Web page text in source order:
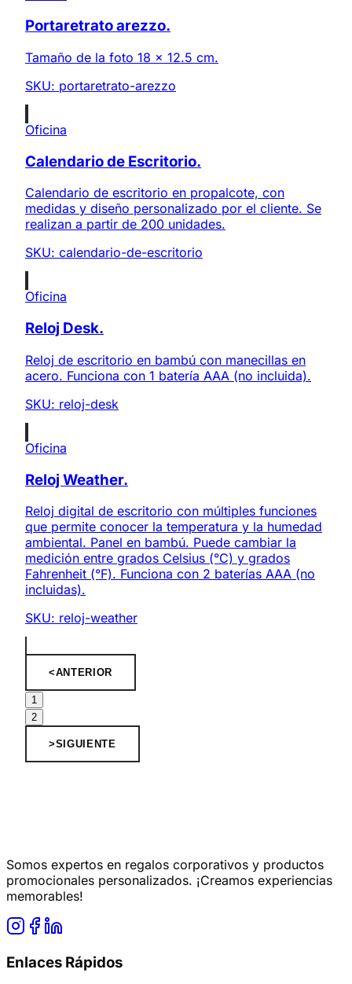
Portaretrato arezzo.
Tamaño de la foto 18 x 12.5 cm.
SKU: portaretrato-arezzo
Oficina
Calendario de Escritorio.
Calendario de escritorio en propalcote, con
medidas y diseño personalizado por el cliente. Se
realizan a partir de 200 unidades.
SKU: calendario-de-escritorio
Oficina
Reloj Desk.
Reloj de escritorio en bambú con manecillas en
acero. Funciona con 1 batería AAA (no incluida).
SKU: reloj-desk
Oficina
Reloj Weather.
Reloj digital de escritorio con múltiples funciones
que permite conocer la temperatura y la humedad
ambiental. Panel en bambú. Puede cambiar la
medición entre grados Celsius (°C) y grados
Fahrenheit (°F). Funciona con 2 baterías AAA (no
incluidas).
SKU: reloj-weather
<ANTERIOR
1
2
>SIGUIENTE
Somos expertos en regalos corporativos y productos
promocionales personalizados. ¡Creamos experiencias
memorables!
Enlaces Rápidos